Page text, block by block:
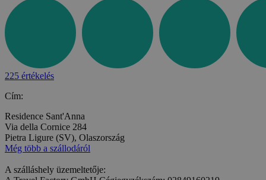
225 értékelés
Cím:
Residence Sant'Anna
Via della Cornice 284
Pietra Ligure (SV), Olaszország
Még több a szállodáról
A szálláshely üzemeltetője: